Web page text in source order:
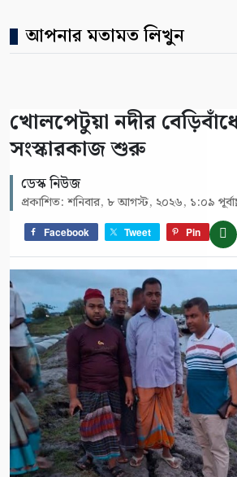
আপনার মতামত লিখুন
খোলপেটুয়া নদীর
সংস্কারকাজ শুরু
ডেস্ক নিউজ
প্রকাশিত: শনিবার, ৮ আগস্ট, ২০২৬, ১:০৯
Facebook Tweet Pin